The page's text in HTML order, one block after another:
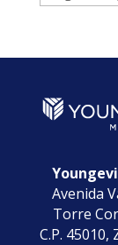
por
Avenida
Torre
C.P. 45010,